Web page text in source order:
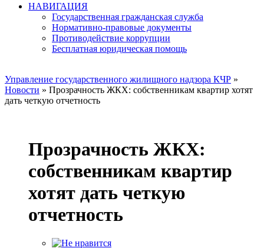
НАВИГАЦИЯ
Государственная гражданская служба
Нормативно-правовые документы
Противодействие коррупции
Бесплатная юридическая помощь
Управление государственного жилищного надзора КЧР »
Новости » Прозрачность ЖКХ: собственникам квартир хотят
дать четкую отчетность
Прозрачность ЖКХ:
собственникам квартир
хотят дать четкую
отчетность